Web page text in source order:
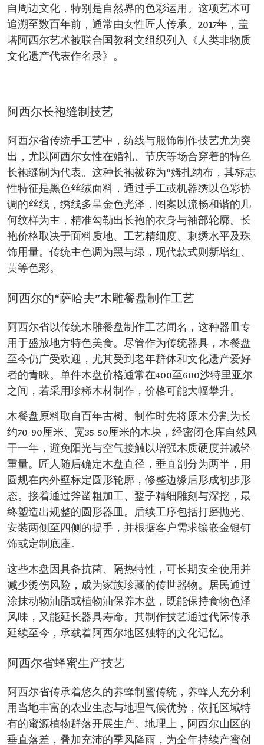
自周边文化，特别是自然界的色彩运用。这项艺术可
追溯至数百年前，通常由女性匠人传承。2017年，盖
塔阿西尔艺术被联合国教科文组织列入《人类非物质
文化遗产代表作名录》。
阿西尔长袍缝制技艺
阿西尔省传统手工艺中，纺线与服饰制作技艺尤为突
出，尤以阿西尔女性在婚礼、节庆等场合穿着的特色
长袍缝制为代表。这种长袍被称为“姆扎纳布，其标志
性特征是黑色丝绒面料，通过手工或机器绣以色彩协
调的丝线，绣线多呈金色光泽，图案以流畅和谐的几
何纹样为主，精准勾勒出长袍的衣身与袖部轮廓。长
袍价格取决于面料质地、工艺精细度、刺绣水平及珠
饰用量。传统主色调为黑与绿，现代款式则新增红、
黄等色彩。
阿西尔的“萨哈夫”木雕餐盘制作工艺
阿西尔省以传统木雕餐盘制作工艺闻名，这种器皿专
用于盛放地方特色美食。尽管作为传统器具，木餐盘
至今仍广受欢迎，尤其受到老年群体和文化遗产爱好
者的青睐。单件木盘价格通常在400至600沙特里亚尔
之间，若采用珍稀木材制作，价格可能大幅攀升。
木餐盘原料取自百年古树。制作时先将原木分割为长
约70-90厘米、宽35-50厘米的木块，经密闭仓库自然风
干一年，避免阳光与空气接触以增强木质硬度并减轻
重量。匠人随后确定木盘直径，垂直剖分为两半，用
圆规在内外壁标定圆形轮廓，修整边缘后形成初步形
态。接着通过斧凿粗加工、錾子精细雕刻与深挖，最
终塑造出规整的圆形器皿。后续工序包括打磨抛光、
安装两侧至四侧的提手，并根据客户需求镶嵌金银钉
饰或定制底座。
这些木盘因具备抗菌、隔热特性，可长期安全使用并
减少烫伤风险，成为家族珍藏的传世器物。居民通过
涂抹动物油脂或植物油保养木盘，既能保持食物色泽
风味，又能延长器具寿命。其制作技艺通过代际传承
延续至今，承载着阿西尔地区独特的文化记忆。
阿西尔省蜂蜜生产技艺
阿西尔省传承着悠久的养蜂制蜜传统，养蜂人充分利
用当地丰富的农业生态与地理气候优势，依托区域特
有的蜜源植物群落开展生产。地理上，阿西尔山区的
垂直落差，叠加充沛的季风降雨，为全年持续产蜜创